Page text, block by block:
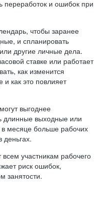
и ошибок при
чтобы заранее
и спланировать
другие личные дела.
ставке или работает
как изменится
и как это повлияет
выгоднее
длинные выходные или
в месяце больше рабочих
участникам рабочего
риск ошибок,
занятости.